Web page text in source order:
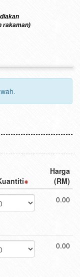
rakaman)
Harga
(RM)
0.00
0.00